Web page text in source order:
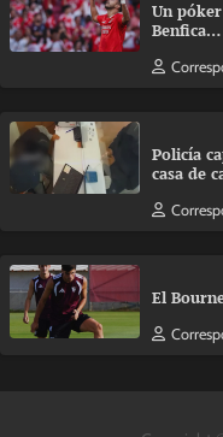
Un
Benfica…
Policía
casa de
El